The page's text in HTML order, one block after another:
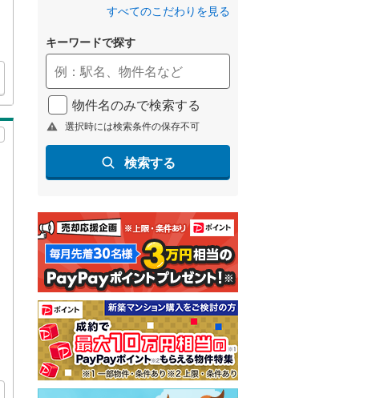
すべてのこだわりを見る
キーワードで探す
物件名のみで検索する
選択時には検索条件の保存不可
検索する